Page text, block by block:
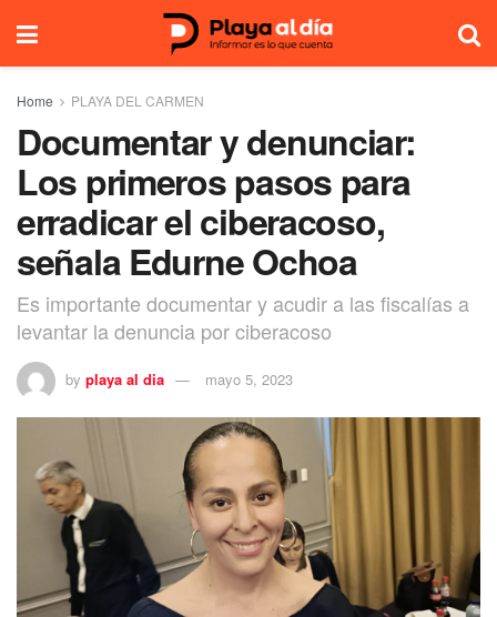
Home PLAYA DEL CARMEN
Documentar y denunciar:
Los primeros pasos para
erradicar el ciberacoso,
señala Edurne Ochoa
Es importante documentar y acudir a las fiscalías a
levantar la denuncia por ciberacoso
by playa al dia mayo 5, 2023